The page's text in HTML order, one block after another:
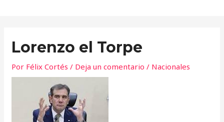
Lorenzo el Torpe
Por Félix Cortés/ Deja un comentario / Nacionales